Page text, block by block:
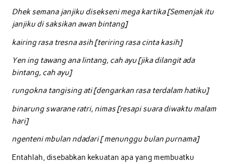
Dhek semana janjiku disekseni mega kartika [Semenjak itu
janjiku di saksikan awan bintang]
kairing rasa tresna asih [teriring rasa cinta kasih]
Yen ing tawang ana lintang, cah ayu [jika dilangit ada
bintang, cah ayu]
rungokna tangising ati [dengarkan rasa terdalam hatiku]
binarung swarane ratri, nimas [resapi suara diwaktu malam
hari]
ngenteni mbulan ndadari [ menunggu bulan purnama]
Entahlah, disebabkan kekuatan apa yang membuatku